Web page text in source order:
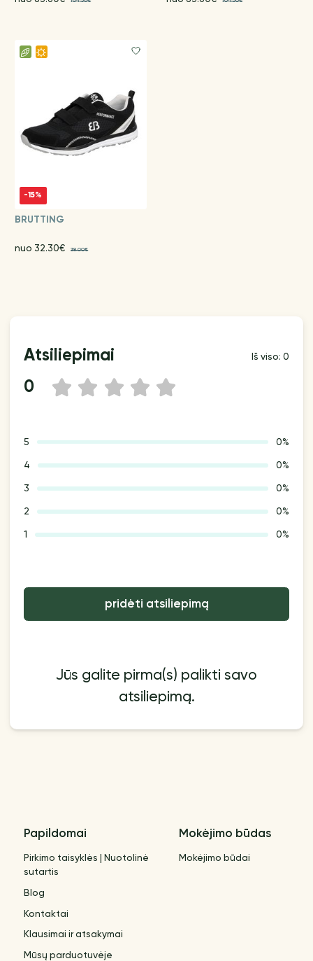
-15%
BRUTTING
nuo 32.30€ 38.00€
Atsiliepimai Iš viso: 0
0 5
4
3
2
1
5 0%
4 0%
3 0%
2 0%
1 0%
pridėti atsiliepimą
Jūs galite pirma(s) palikti savo
atsiliepimą.
Papildomai
Pirkimo taisyklės | Nuotolinė
sutartis
Blog
Kontaktai
Klausimai ir atsakymai
Mūsų parduotuvėje
Mokėjimo būdas
Mokėjimo būdai